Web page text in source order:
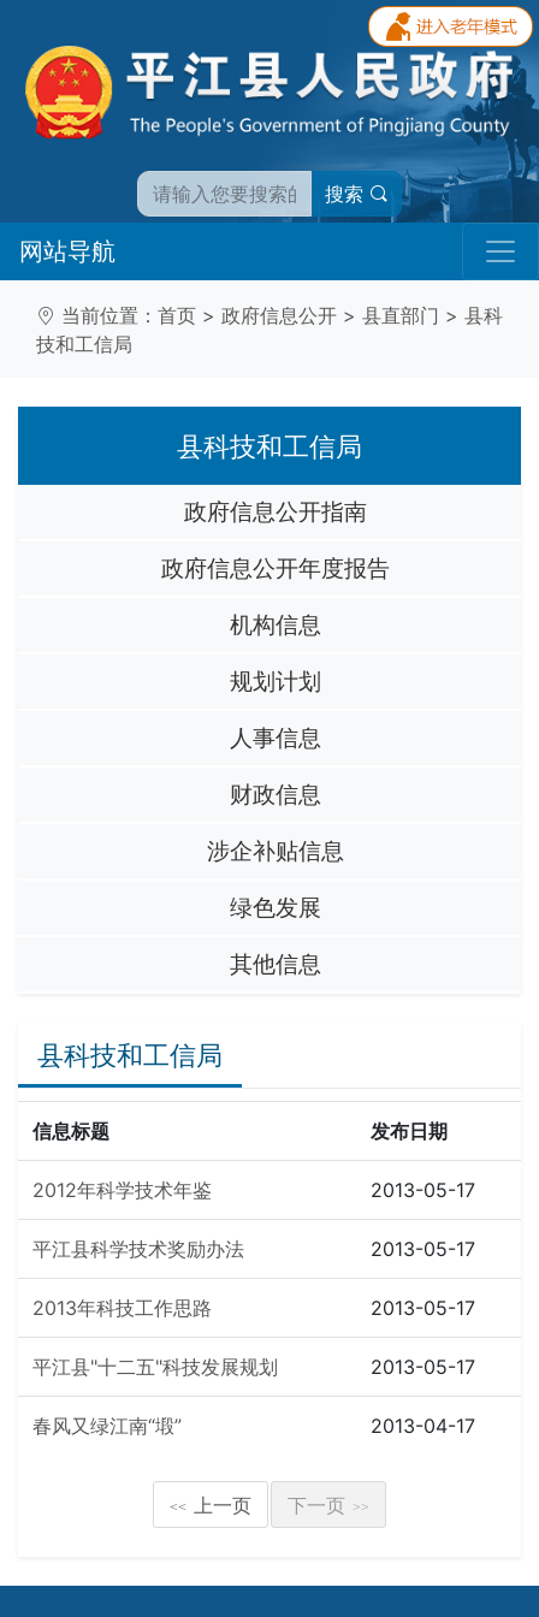
搜索
网站导航
当前位置： 首页 > 政府信息公开 > 县直部门 > 县科
技和工信局
县科技和工信局
政府信息公开指南
政府信息公开年度报告
机构信息
规划计划
人事信息
财政信息
涉企补贴信息
绿色发展
其他信息
县科技和工信局
信息标题 发布日期
2012年科学技术年鉴 2013-05-17
平江县科学技术奖励办法 2013-05-17
2013年科技工作思路 2013-05-17
平江县"十二五"科技发展规划 2013-05-17
春风又绿江南“塅” 2013-04-17
<< 上一页 下一页 >>